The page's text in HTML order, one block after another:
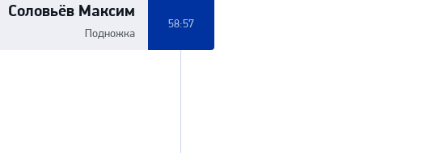
Соловьёв Максим
Подножка
58:57